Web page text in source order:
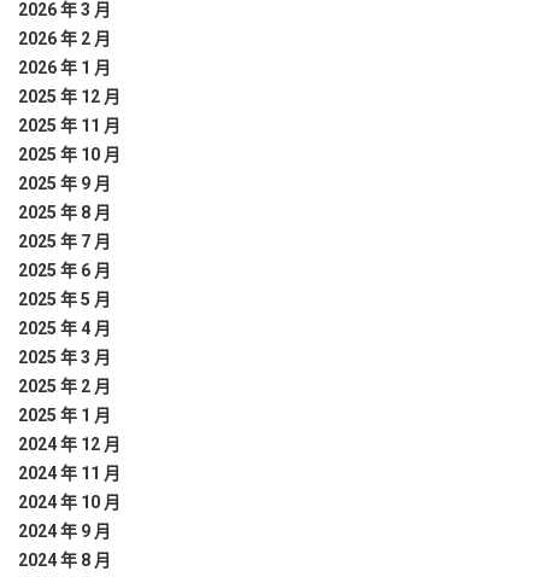
2026 年 3 月
2026 年 2 月
2026 年 1 月
2025 年 12 月
2025 年 11 月
2025 年 10 月
2025 年 9 月
2025 年 8 月
2025 年 7 月
2025 年 6 月
2025 年 5 月
2025 年 4 月
2025 年 3 月
2025 年 2 月
2025 年 1 月
2024 年 12 月
2024 年 11 月
2024 年 10 月
2024 年 9 月
2024 年 8 月